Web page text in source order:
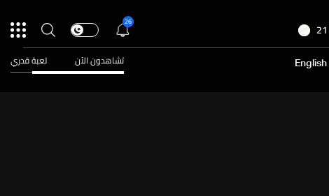
21
24
24
26
English تشاهدون الآن لعبة قدري